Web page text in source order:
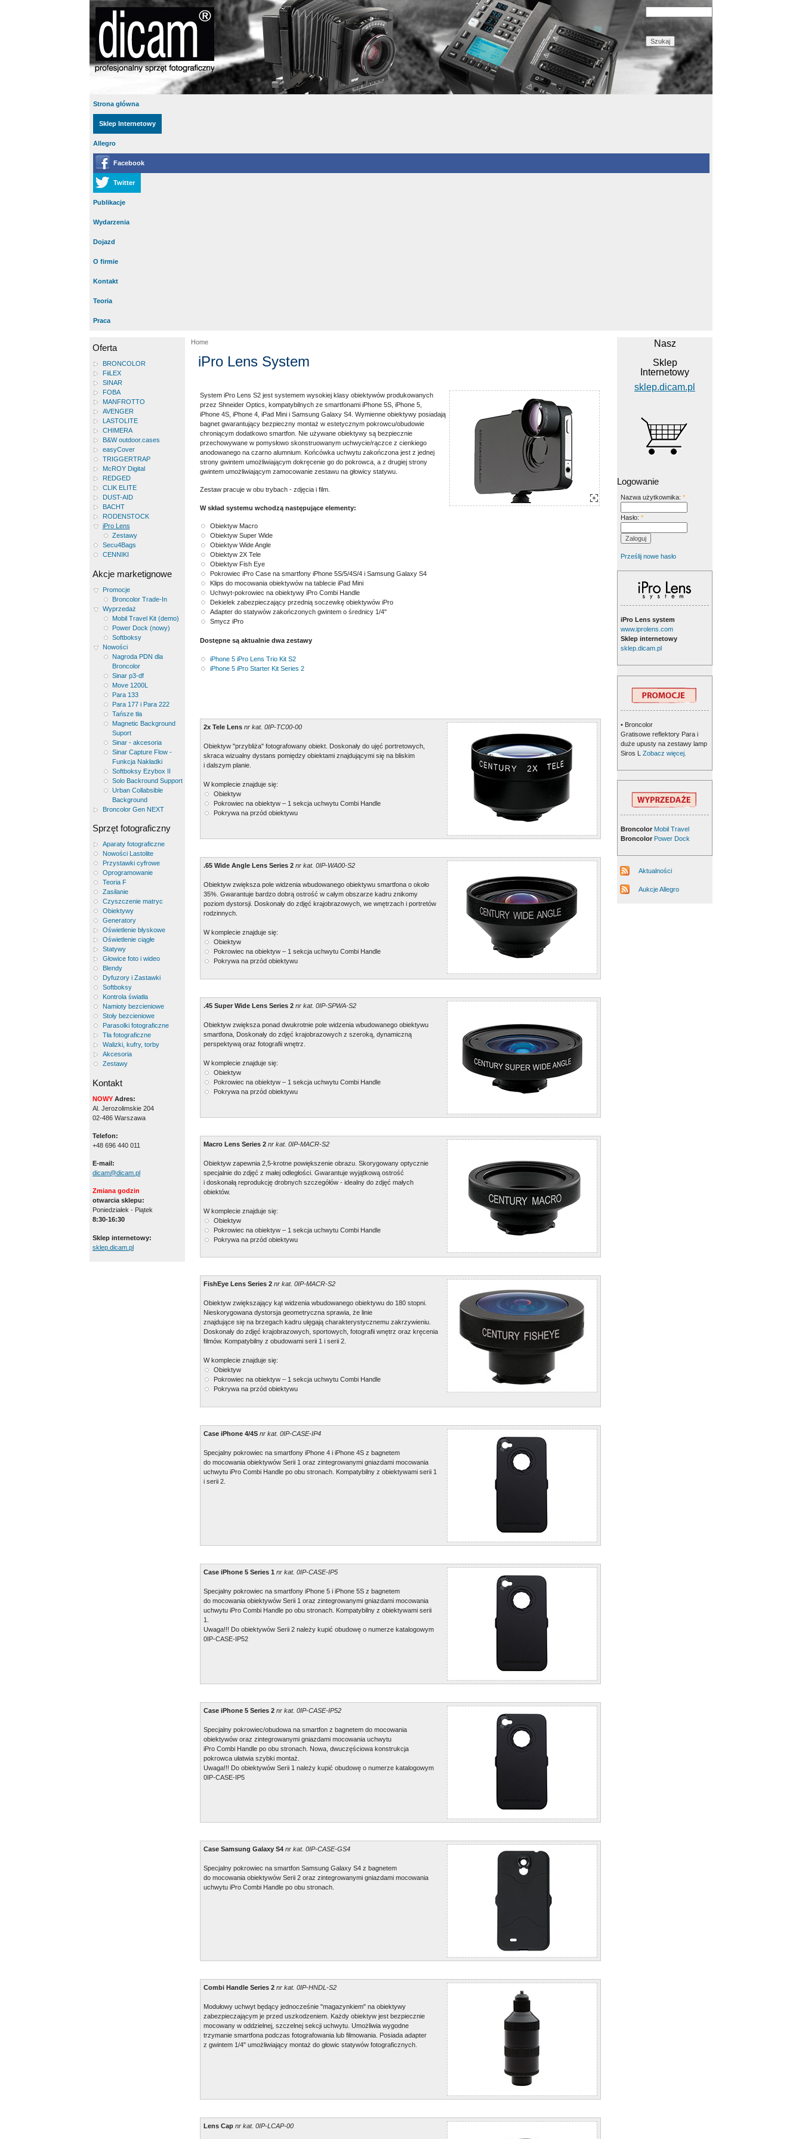
Strona główna
Sklep Internetowy
Allegro
Facebook
Twitter
Publikacje
Wydarzenia
Dojazd
O firmie
Kontakt
Teoria
Praca
Oferta
BRONCOLOR
FiiLEX
SINAR
FOBA
MANFROTTO
AVENGER
LASTOLITE
CHIMERA
B&W outdoor.cases
easyCover
TRIGGERTRAP
McROY Digital
REDGED
CLIK ELITE
DUST-AID
BACHT
RODENSTOCK
iPro Lens
Zestawy
Secu4Bags
CENNIKI
Akcje marketignowe
Promocje
Broncolor Trade-In
Wyprzedaż
Mobil Travel Kit (demo)
Power Dock (nowy)
Softboksy
Nowości
Nagroda PDN dla
Broncolor
Sinar p3-df
Move 1200L
Para 133
Para 177 i Para 222
Tańsze tła
Magnetic Background
Suport
Sinar - akcesoria
Sinar Capture Flow -
Funkcja Nakładki
Softboksy Ezybox II
Solo Backround Support
Urban Collabsible
Background
Broncolor Gen NEXT
Sprzęt fotograficzny
Aparaty fotograficzne
Nowości Lastolite
Przystawki cyfrowe
Oprogramowanie
Teoria F
Zasilanie
Czyszczenie matryc
Obiektywy
Generatory
Oświetlenie błyskowe
Oświetlenie ciągłe
Statywy
Głowice foto i wideo
Blendy
Dyfuzory i Zastawki
Softboksy
Kontrola światła
Namioty bezcieniowe
Stoły bezcieniowe
Parasolki fotograficzne
Tła fotograficzne
Walizki, kufry, torby
Akcesoria
Zestawy
Kontakt
NOWY Adres:
Al. Jerozolimskie 204
02-486 Warszawa
Telefon:
+48 696 440 011
E-mail:
dicam@dicam.pl
Zmiana godzin
otwarcia sklepu:
Poniedziałek - Piątek
8:30-16:30
Sklep internetowy:
sklep.dicam.pl
Home
iPro Lens System
System iPro Lens S2 jest systemem wysokiej klasy obiektywów produkowanych
przez Shneider Optics, kompatybilnych ze smartfonami iPhone 5S, iPhone 5,
iPhone 4S, iPhone 4, iPad Mini i Samsung Galaxy S4. Wymienne obiektywy posiadają
bagnet gwarantujący bezpieczny montaż w estetycznym pokrowcu/obudowie
chroniącym dodatkowo smartfon. Nie używane obiektywy są bezpiecznie
przechowywane w pomysłowo skonstruowanym uchwycie/rączce z cienkiego
anodowanego na czarno alumnium. Końcówka uchwytu zakończona jest z jednej
strony gwintem umożliwiającym dokręcenie go do pokrowca, a z drugiej strony
gwintem umożliwiającym zamocowanie zestawu na głowicy statywu.
Zestaw pracuje w obu trybach - zdjęcia i film.
W skład systemu wchodzą następujące elementy:
Obiektyw Macro
Obiektyw Super Wide
Obiektyw Wide Angle
Obiektyw 2X Tele
Obiektyw Fish Eye
Pokrowiec iPro Case na smartfony iPhone 5S/5/4S/4 i Samsung Galaxy S4
Klips do mocowania obiektywów na tablecie iPad Mini
Uchwyt-pokrowiec na obiektywy iPro Combi Handle
Dekielek zabezpieczający przednią soczewkę obiektywów iPro
Adapter do statywów zakończonych gwintem o średnicy 1/4"
Smycz iPro
Dostępne są aktualnie dwa zestawy
iPhone 5 iPro Lens Trio Kit S2
iPhone 5 iPro Starter Kit Series 2
2x Tele Lens nr kat. 0IP-TC00-00
Obiektyw "przybliża" fotografowany obiekt. Doskonały do ujęć portretowych,
skraca wizualny dystans pomiędzy obiektami znajdującymi się na bliskim
i dalszym planie.
W komplecie znajduje się:
Obiektyw
Pokrowiec na obiektyw – 1 sekcja uchwytu Combi Handle
Pokrywa na przód obiektywu
.65 Wide Angle Lens Series 2 nr kat. 0IP-WA00-S2
Obiektyw zwiększa pole widzenia wbudowanego obiektywu smartfona o około
35%. Gwarantuje bardzo dobrą ostrość w całym obszarze kadru znikomy
poziom dystorsji. Doskonały do zdjęć krajobrazowych, we wnętrzach i portretów
rodzinnych.
W komplecie znajduje się:
Obiektyw
Pokrowiec na obiektyw – 1 sekcja uchwytu Combi Handle
Pokrywa na przód obiektywu
.45 Super Wide Lens Series 2 nr kat. 0IP-SPWA-S2
Obiektyw zwiększa ponad dwukrotnie pole widzenia wbudowanego obiektywu
smartfona, Doskonały do zdjęć krajobrazowych z szeroką, dynamiczną
perspektywą oraz fotografii wnętrz.
W komplecie znajduje się:
Obiektyw
Pokrowiec na obiektyw – 1 sekcja uchwytu Combi Handle
Pokrywa na przód obiektywu
Macro Lens Series 2 nr kat. 0IP-MACR-S2
Obiektyw zapewnia 2,5-krotne powiększenie obrazu. Skorygowany optycznie
specjalnie do zdjęć z małej odległości. Gwarantuje wyjątkową ostrość
i doskonałą reprodukcję drobnych szczegółów - idealny do zdjęć małych
obiektów.
W komplecie znajduje się:
Obiektyw
Pokrowiec na obiektyw – 1 sekcja uchwytu Combi Handle
Pokrywa na przód obiektywu
FishEye Lens Series 2 nr kat. 0IP-MACR-S2
Obiektyw zwiększający kąt widzenia wbudowanego obiektywu do 180 stopni.
Nieskorygowana dystorsja geometryczna sprawia, że linie
znajdujące się na brzegach kadru ulęgają charakterystycznemu zakrzywieniu.
Doskonały do zdjęć krajobrazowych, sportowych, fotografii wnętrz oraz kręcenia
filmów. Kompatybilny z obudowami serii 1 i serii 2.
W komplecie znajduje się:
Obiektyw
Pokrowiec na obiektyw – 1 sekcja uchwytu Combi Handle
Pokrywa na przód obiektywu
Case iPhone 4/4S nr kat. 0IP-CASE-IP4
Specjalny pokrowiec na smartfony iPhone 4 i iPhone 4S z bagnetem
do mocowania obiektywów Serii 1 oraz zintegrowanymi gniazdami mocowania
uchwytu iPro Combi Handle po obu stronach. Kompatybilny z obiektywami serii 1
i serii 2.
Case iPhone 5 Series 1 nr kat. 0IP-CASE-IP5
Specjalny pokrowiec na smartfony iPhone 5 i iPhone 5S z bagnetem
do mocowania obiektywów Serii 1 oraz zintegrowanymi gniazdami mocowania
uchwytu iPro Combi Handle po obu stronach. Kompatybilny z obiektywami serii
1.
Uwaga!!! Do obiektywów Serii 2 należy kupić obudowę o numerze katalogowym
0IP-CASE-IP52
Case iPhone 5 Series 2 nr kat. 0IP-CASE-IP52
Specjalny pokrowiec/obudowa na smartfon z bagnetem do mocowania
obiektywów oraz zintegrowanymi gniazdami mocowania uchwytu
iPro Combi Handle po obu stronach. Nowa, dwuczęściowa konstrukcja
pokrowca ułatwia szybki montaż.
Uwaga!!! Do obiektywów Serii 1 należy kupić obudowę o numerze katalogowym
0IP-CASE-IP5
Case Samsung Galaxy S4 nr kat. 0IP-CASE-GS4
Specjalny pokrowiec na smartfon Samsung Galaxy S4 z bagnetem
do mocowania obiektywów Serii 2 oraz zintegrowanymi gniazdami mocowania
uchwytu iPro Combi Handle po obu stronach.
Combi Handle Series 2 nr kat. 0IP-HNDL-S2
Modułowy uchwyt będący jednocześnie "magazynkiem" na obiektywy
zabezpieczającym je przed uszkodzeniem. Każdy obiektyw jest bezpiecznie
mocowany w oddzielnej, szczelnej sekcji uchwytu. Umożliwia wygodne
trzymanie smartfona podczas fotografowania lub filmowania. Posiada adapter
z gwintem 1/4" umożliwiający montaż do głowic statywów fotograficznych.
Lens Cap nr kat. 0IP-LCAP-00
Nasz
Sklep
Internetowy
sklep.dicam.pl
Logowanie
Nazwa użytkownika: *
Hasło: *
Prześlij nowe hasło
iPro Lens system
www.iprolens.com
Sklep internetowy
sklep.dicam.pl
• Broncolor
Gratisowe reflektory Para i
duże upusty na zestawy lamp
Siros L Zobacz więcej.
Broncolor Mobil Travel
Broncolor Power Dock
Aktualności
Aukcje Allegro